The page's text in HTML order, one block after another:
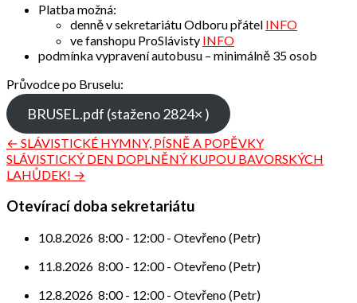
Platba možná:
denně v sekretariátu Odboru přátel INFO
ve fanshopu ProSlávisty INFO
podmínka vypravení autobusu – minimálně 35 osob
Průvodce po Bruselu:
BRUSEL.pdf (staženo 2824× )
Navigace
pro
← SLÁVISTICKÉ HYMNY, PÍSNĚ A POPĚVKY
SLÁVISTICKÝ DEN DOPLNĚNÝ KUPOU BAVORSKÝCH
LAHŮDEK! →
Otevírací doba sekretariátu
10.8.2026 8:00- 12:00- Otevřeno (Petr)
11.8.2026 8:00- 12:00- Otevřeno (Petr)
12.8.2026 8:00- 12:00- Otevřeno (Petr)